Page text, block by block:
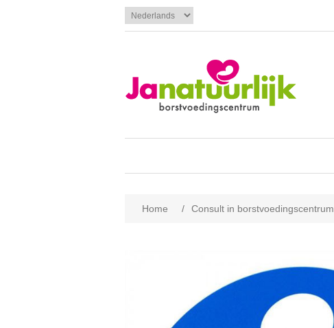
Home / Consult in borstvoedingscentrum